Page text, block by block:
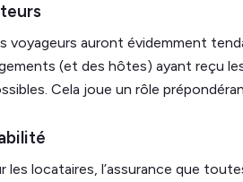
voyageurs auront évidemment
(et des hôtes) ayant reçu
Cela joue un rôle
les locataires, l’assurance que